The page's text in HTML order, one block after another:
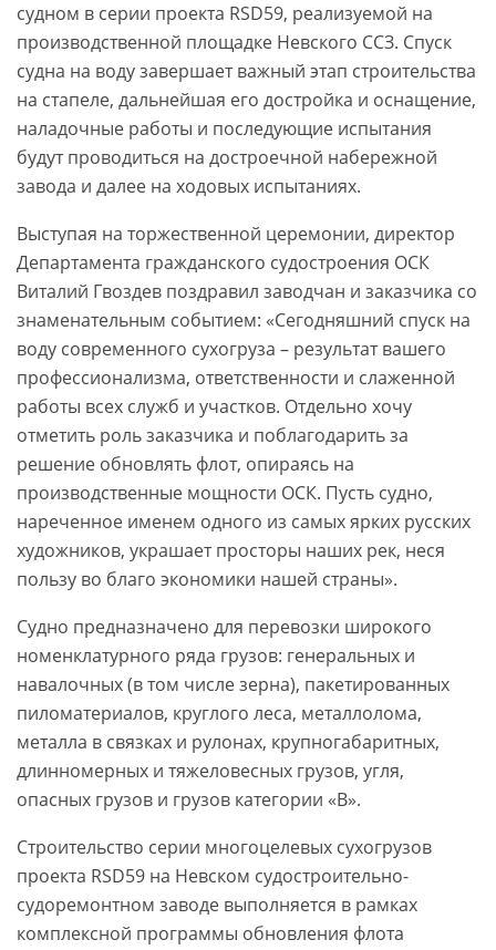
судном в серии проекта RSD59, реализуемой на
производственной площадке Невского ССЗ. Спуск
судна на воду завершает важный этап строительства
на стапеле, дальнейшая его достройка и оснащение,
наладочные работы и последующие испытания
будут проводиться на достроечной набережной
завода и далее на ходовых испытаниях.
Выступая на торжественной церемонии, директор
Департамента гражданского судостроения ОСК
Виталий Гвоздев поздравил заводчан и заказчика со
знаменательным событием: «Сегодняшний спуск на
воду современного сухогруза – результат вашего
профессионализма, ответственности и слаженной
работы всех служб и участков. Отдельно хочу
отметить роль заказчика и поблагодарить за
решение обновлять флот, опираясь на
производственные мощности ОСК. Пусть судно,
нареченное именем одного из самых ярких русских
художников, украшает просторы наших рек, неся
пользу во благо экономики нашей страны».
Судно предназначено для перевозки широкого
номенклатурного ряда грузов: генеральных и
навалочных (в том числе зерна), пакетированных
пиломатериалов, круглого леса, металлолома,
металла в связках и рулонах, крупногабаритных,
длинномерных и тяжеловесных грузов, угля,
опасных грузов и грузов категории «В».
Строительство серии многоцелевых сухогрузов
проекта RSD59 на Невском судостроительно-
судоремонтном заводе выполняется в рамках
комплексной программы обновления флота